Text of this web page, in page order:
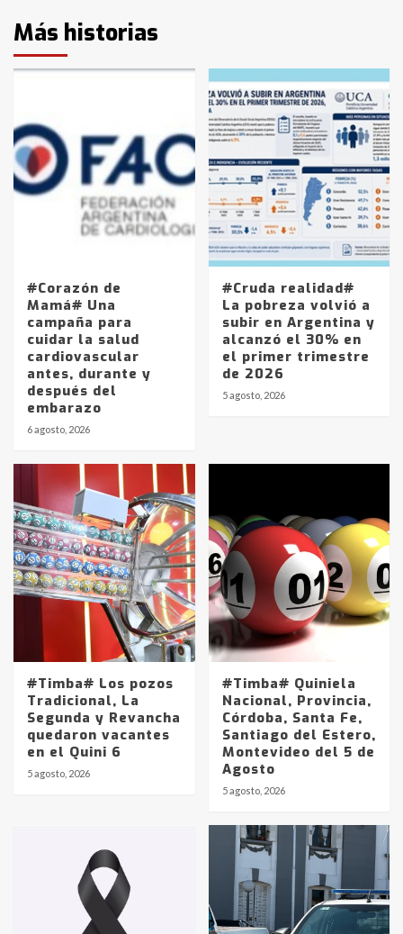
Más historias
#Corazón de
Mamá# Una
campaña para
cuidar la salud
cardiovascular
antes, durante y
después del
embarazo
6 agosto, 2026
#Cruda realidad#
La pobreza volvió a
subir en Argentina y
alcanzó el 30% en
el primer trimestre
de 2026
5 agosto, 2026
#Timba# Los pozos
Tradicional, La
Segunda y Revancha
quedaron vacantes
en el Quini 6
5 agosto, 2026
#Timba# Quiniela
Nacional, Provincia,
Córdoba, Santa Fe,
Santiago del Estero,
Montevideo del 5 de
Agosto
5 agosto, 2026
Identidad de los adolescentes
pampeanos que fueron
en la mañana del lunes
Accidente en Ruta 5: falleció un
joven de Trenque Lauquen